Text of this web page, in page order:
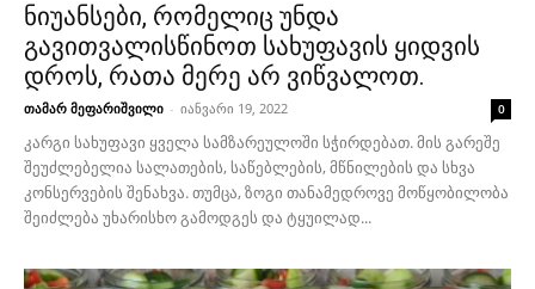
ნიუანსები, რომელიც უნდა
გავითვალისწინოთ სახუფავის ყიდვის
დროს, რათა მერე არ ვიწვალოთ.
თამარ მეფარიშვილი - იანვარი 19, 2022 0
კარგი სახუფავი ყველა სამზარეულოში სჭირდებათ. მის გარეშე
შეუძლებელია სალათების, საწებლების, მწნილების და სხვა
კონსერვების შენახვა. თუმცა, ზოგი თანამედროვე მოწყობილობა
შეიძლება უხარისხო გამოდგეს და ტყუილად...